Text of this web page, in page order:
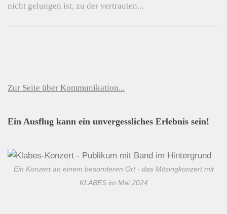
nicht gelungen ist, zu der vertrauten...
Zur Seite über Kommunikation...
Ein Ausflug kann ein unvergessliches Erlebnis sein!
Ein Konzert an einem besonderen Ort - das Mitsingkonzert mit
KLABES im Mai 2024